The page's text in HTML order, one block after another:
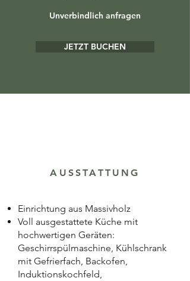
Unverbindlich anfragen
JETZT BUCHEN
AUSSTATTUNG
Einrichtung aus Massivholz
Voll ausgestattete Küche mit
hochwertigen Geräten:
Geschirrspülmaschine, Kühlschrank
mit Gefrierfach, Backofen,
Induktionskochfeld,